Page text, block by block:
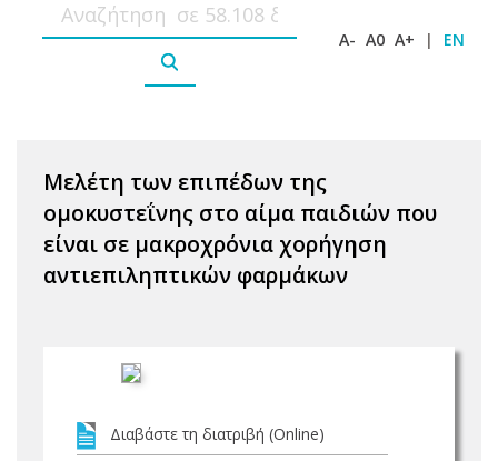
A- A0 A+ | EN
Μελέτη των επιπέδων της
ομοκυστεΐνης στο αίμα παιδιών που
είναι σε μακροχρόνια χορήγηση
αντιεπιληπτικών φαρμάκων
Διαβάστε τη διατριβή (Online)